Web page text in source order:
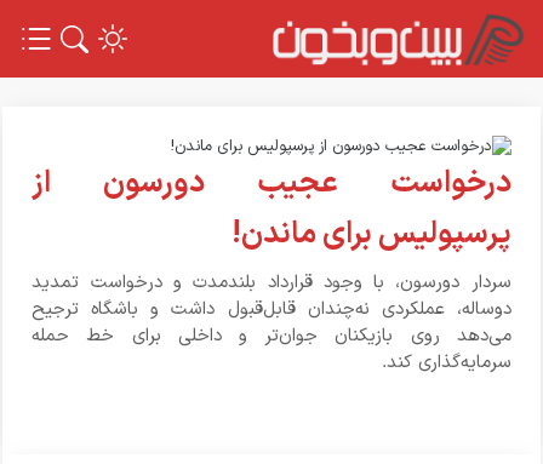
درخواست عجیب دورسون از
پرسپولیس برای ماندن!
سردار دورسون، با وجود قرارداد بلندمدت و درخواست تمدید
دوساله، عملکردی نه‌چندان قابل‌قبول داشت و باشگاه ترجیح
می‌دهد روی بازیکنان جوان‌تر و داخلی برای خط حمله
سرمایه‌گذاری کند.